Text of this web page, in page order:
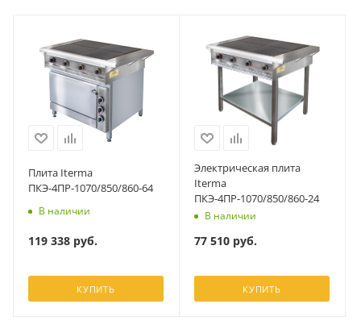
Плита Iterma
ПКЭ-4ПР-1070/850/860-64
В наличии
119 338 руб.
КУПИТЬ
Электрическая плита
Iterma
ПКЭ-4ПР-1070/850/860-24
В наличии
77 510 руб.
КУПИТЬ